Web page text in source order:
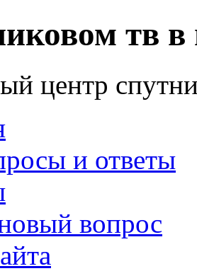
тв в
центр
и ответы
вопрос